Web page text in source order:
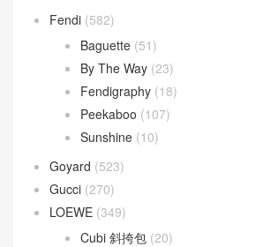
Fendi (582)
Baguette (51)
By The Way (23)
Fendigraphy (18)
Peekaboo (107)
Sunshine (10)
Goyard (523)
Gucci (270)
LOEWE (349)
Cubi 斜挎包 (20)